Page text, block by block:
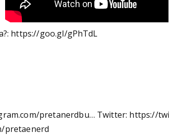
https://goo.gl/gPhTdL
pretanerdbu… Twitter: https://
pretaenerd